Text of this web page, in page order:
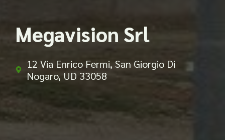
Megavision Srl
12 Via Enrico Fermi, San Giorgio Di
Nogaro, UD 33058